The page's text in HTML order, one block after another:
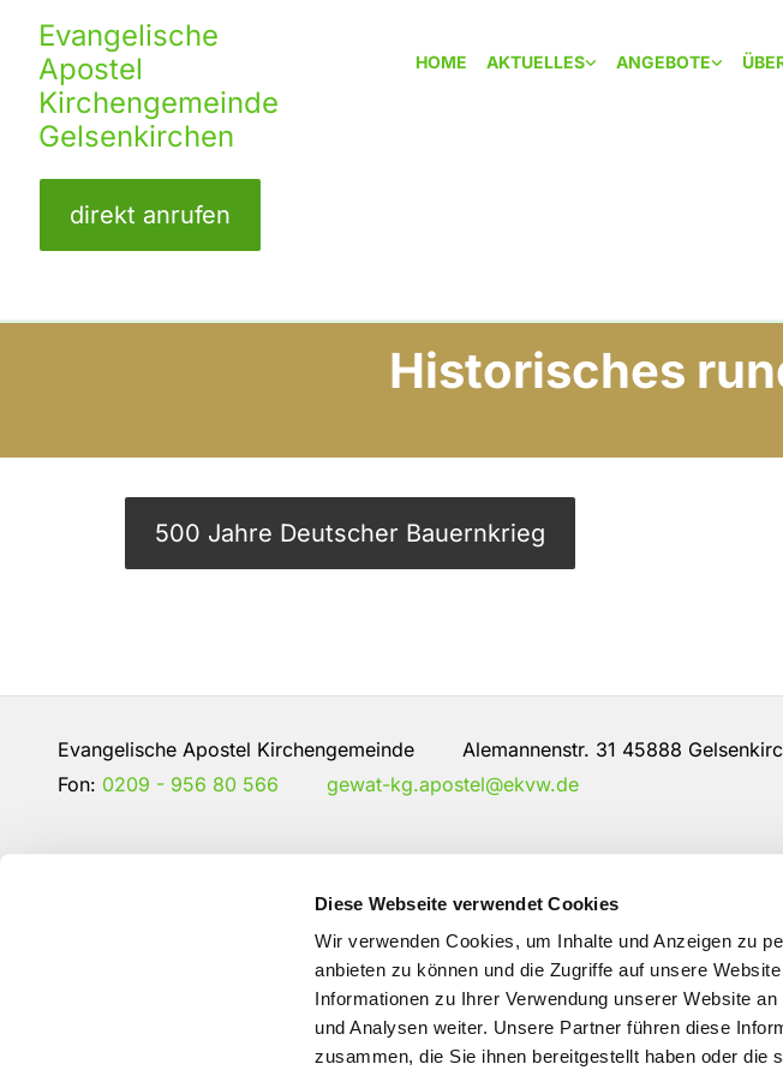
Diese Webseite verwendet Cookies
Wir verwenden Cookies, um Inhalte und Anzeigen zu
anbieten zu können und die Zugriffe auf unsere
Informationen zu Ihrer Verwendung unserer Website
und Analysen weiter. Unsere Partner führen diese
zusammen, die Sie ihnen bereitgestellt haben oder die
Evangelische
Apostel
Kirchengemeinde
Gelsenkirchen
direkt anrufen
HOME AKTUELLES ANGEBOTE
Historisches
500 Jahre Deutscher Bauernkrieg
Evangelische Apostel Kirchengemeinde Alemannenstr. 31 45888
Fon: 0209 - 956 80 566 gewat-kg.apostel@ekvw.de
Impressum